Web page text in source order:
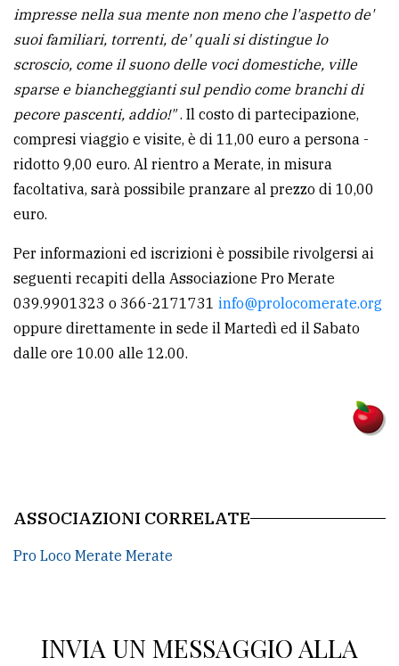
PRIVACY
Privacy
policy
Cookie
policy
impresse nella sua mente non meno che l'aspetto de'
suoi familiari, torrenti, de' quali si distingue lo
scroscio, come il suono delle voci domestiche, ville
sparse e biancheggianti sul pendìo come branchi di
pecore pascenti, addio!". Il costo di partecipazione,
compresi viaggio e visite, è di 11,00 euro a persona -
ridotto 9,00 euro. Al rientro a Merate, in misura
facoltativa, sarà possibile pranzare al prezzo di 10,00
euro.
Per informazioni ed iscrizioni è possibile rivolgersi ai
seguenti recapiti della Associazione Pro Merate
039.9901323 o 366-2171731 info@prolocomerate.org
oppure direttamente in sede il Martedì ed il Sabato
dalle ore 10.00 alle 12.00.
ASSOCIAZIONI CORRELATE
Pro Loco Merate Merate
INVIA UN MESSAGGIO ALLA